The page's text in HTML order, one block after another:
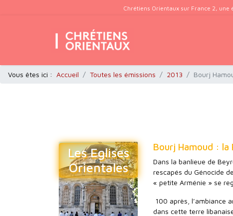
Chrétiens Orientaux sur France 2,
Vous êtes ici : Accueil Toutes les émissions 2013 Bourj
Les Eglises
Orientales
Bourj Hamoud :
Dans la banlieue de
rescapés du Génocide
« petite Arménie » se
100 après, l’ambiance
dans cette terre